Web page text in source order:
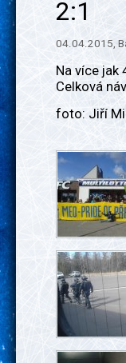
2:1
04.04.2015,
Na více jak
Celková
foto: Jiří